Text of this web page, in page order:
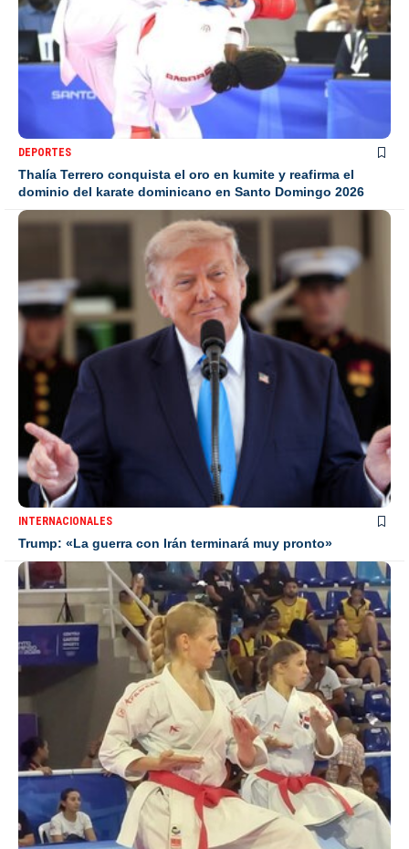
DEPORTES
Thalía Terrero conquista el oro en kumite y reafirma el
dominio del karate dominicano en Santo Domingo 2026
INTERNACIONALES
Trump: «La guerra con Irán terminará muy pronto»